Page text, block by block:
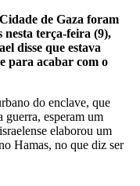
de Gaza foram
nesta terça-feira (9),
disse que estava
para acabar com o
do enclave, que
guerra, esperam um
elaborou um
Hamas, no que diz ser